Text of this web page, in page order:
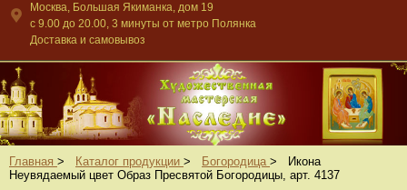
Москва, Большая Якиманка, дом 19
c 9.00 до 20.00, 3 минуты от метро Полянка
Доставка и самовывоз
Главная > Каталог продукции > Богородица >
Икона
Неувядаемый цвет Образ Пресвятой Богородицы, арт. 4137